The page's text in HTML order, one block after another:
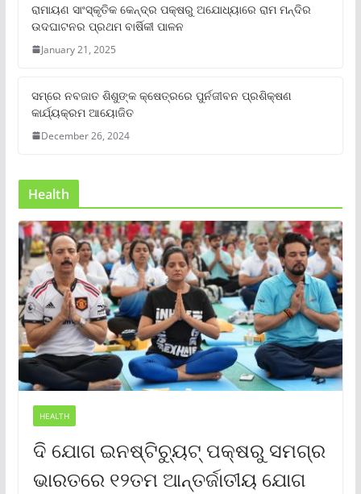
ରାମାୟଣ ସାଂସ୍କୃତିକ କେନ୍ଦ୍ର ପକ୍ଷରୁ ଅଯୋଧ୍ୟାରେ ରାମ ମନ୍ଦିର
ଉଦଘାଟନର ପ୍ରଥମ ବାର୍ଷିକୀ ପାଳନ
January 21, 2025
ସମ୍‌ରେ ନବଜାତ ଶିଶୁଙ୍କ କ୍ଷେତ୍ରରେ ପୁର୍ନଜୀବନ ପ୍ରଶିକ୍ଷଣ
କାର୍ଯ୍ୟକ୍ରମ ଆୟୋଜିତ
December 26, 2024
Health
HEALTH
ଦି ଯୋଗ ଇନଷ୍ଟିଚ୍ୟୁଟ୍ ପକ୍ଷରୁ ସମଗ୍ର
ଭାରତରେ ୧୨ତମ ଆନ୍ତର୍ଜାତୀୟ ଯୋଗ